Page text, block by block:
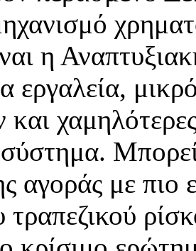
η
εργαλεία,
αγοράς με πιο
τραπεζικού